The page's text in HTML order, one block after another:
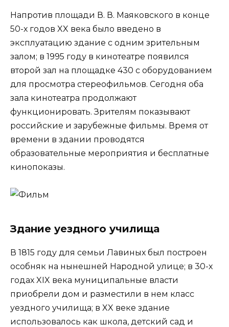
Напротив площади В. В. Маяковского в конце
50-х годов XX века было введено в
эксплуатацию здание с одним зрительным
залом; в 1995 году в кинотеатре появился
второй зал на площадке 430 с оборудованием
для просмотра стереофильмов. Сегодня оба
зала кинотеатра продолжают
функционировать. Зрителям показывают
российские и зарубежные фильмы. Время от
времени в здании проводятся
образовательные мероприятия и бесплатные
кинопоказы.
Здание уездного училища
В 1815 году для семьи Лавиных был построен
особняк на нынешней Народной улице; в 30-х
годах XIX века муниципальные власти
приобрели дом и разместили в нем класс
уездного училища; в XX веке здание
использовалось как школа, детский сад и